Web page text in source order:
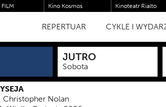
FILM Kino Kosmos Kinoteatr Rialto
REPERTUAR
MONROE
CYKLE I
JUTRO
Sobota
Christopher Nolan